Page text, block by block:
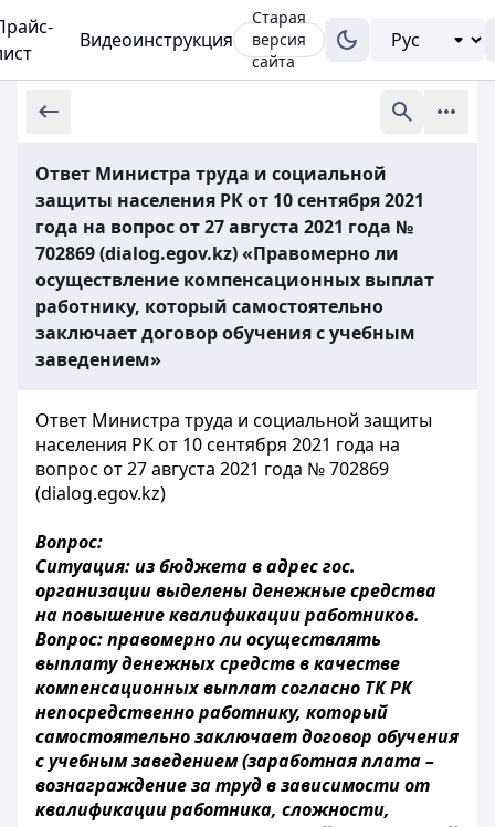
Видеоинструкция
Старая
версия
сайта
Ответ Министра труда и социальной
защиты населения РК от 10 сентября 2021
года на вопрос от 27 августа 2021 года №
702869 (dialog.egov.kz) «Правомерно ли
осуществление компенсационных выплат
работнику, который самостоятельно
заключает договор обучения с учебным
заведением»
Ответ Министра труда и социальной защиты
населения РК от 10 сентября 2021 года на
вопрос от 27 августа 2021 года № 702869
(dialog.egov.kz)
Вопрос:
Ситуация: из бюджета в адрес гос.
организации выделены денежные средства
на повышение квалификации работников.
Вопрос: правомерно ли осуществлять
выплату денежных средств в качестве
компенсационных выплат согласно ТК РК
непосредственно работнику, который
самостоятельно заключает договор обучения
с учебным заведением (заработная плата –
вознаграждение за труд в зависимости от
квалификации работника, сложности,